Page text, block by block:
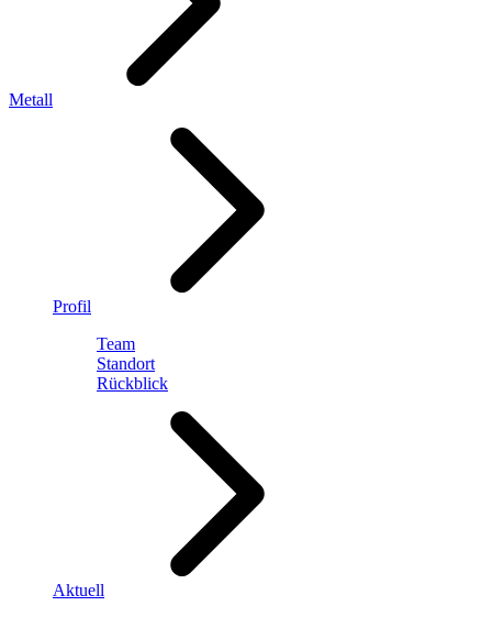
Metall
Profil
Team
Standort
Rückblick
Aktuell